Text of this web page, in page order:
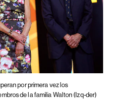
por primera vez los
de la familia Walton (Izq-der)